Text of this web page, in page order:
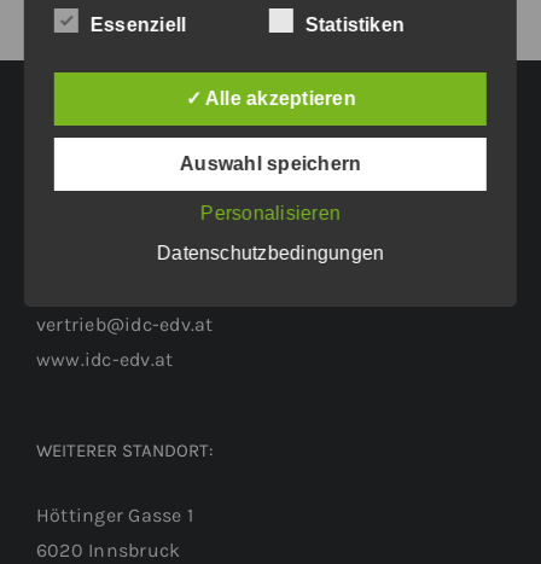
HAUPTGESCHÄFTSSITZ:
vertrieb@idc-edv.at
www.idc-edv.at
WEITERER STANDORT:
Höttinger Gasse 1
6020 Innsbruck
Essenziell Statistiken
✓ Alle akzeptieren
Auswahl speichern
Personalisieren
Datenschutzbedingungen